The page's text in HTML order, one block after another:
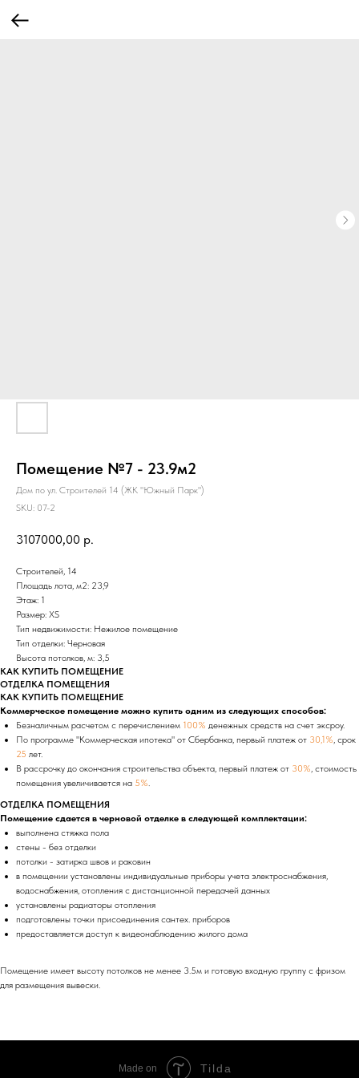
Помещение №7 - 23.9м2
Дом по ул. Строителей 14 (ЖК "Южный Парк")
SKU: 07-2
3107000,00 р.
Строителей, 14
Площадь лота, м2: 23,9
Этаж: 1
Размер: XS
Тип недвижимости: Нежилое помещение
Тип отделки: Черновая
Высота потолков, м: 3,5
КАК КУПИТЬ ПОМЕЩЕНИЕ
ОТДЕЛКА ПОМЕЩЕНИЯ
КАК КУПИТЬ ПОМЕЩЕНИЕ
Коммерческое помещение можно купить одним из следующих способов:
Безналичным расчетом с перечислением 100% денежных средств на счет эксроу.
По программе "Коммерческая ипотека" от Сбербанка, первый платеж от 30,1%, срок
25 лет.
В рассрочку до окончания строительства объекта, первый платеж от 30%, стоимость
помещения увеличивается на 5%.
ОТДЕЛКА ПОМЕЩЕНИЯ
Помещение сдается в черновой отделке в следующей комплектации:
выполнена стяжка пола
стены - без отделки
потолки - затирка швов и раковин
в помещении установлены индивидуальные приборы учета электроснабжения,
водоснабжения, отопления с дистанционной передачей данных
установлены радиаторы отопления
подготовлены точки присоединения сантех. приборов
предоставляется доступ к видеонаблюдению жилого дома
Помещение имеет высоту потолков не менее 3.5м и готовую входную группу с фризом
для размещения вывески.
Made on Tilda